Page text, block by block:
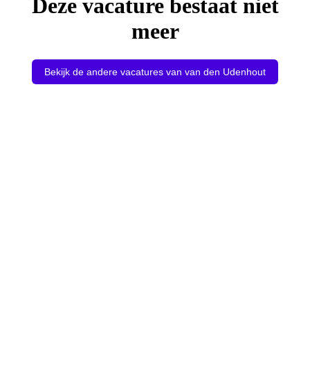
Deze vacature bestaat niet
meer
Bekijk de andere vacatures van van den Udenhout